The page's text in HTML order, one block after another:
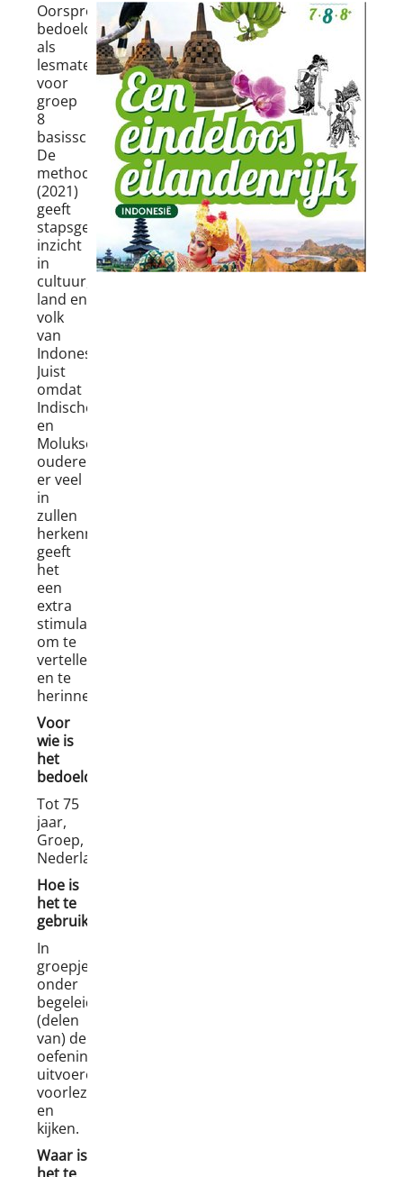
Oorspronkelijk
bedoeld
als
lesmateriaal
voor
groep
8
basisschool.
De
methode
(2021)
geeft
stapsgewijs
inzicht
in
cultuur,
land en
volk
van
Indonesië.
Juist
omdat
Indische
en
Molukse
ouderen
er veel
in
zullen
herkennen
geeft
het
een
extra
stimulans
om te
vertellen
en te
herinneren.
Voor
wie is
het
bedoeld?
Tot 75
jaar,
Groep,
Nederlandssprekend.
Hoe is
het te
gebruiken?
In
groepjes
onder
begeleiding
(delen
van) de
oefeningen
uitvoeren,
voorlezen
en
kijken.
Waar is